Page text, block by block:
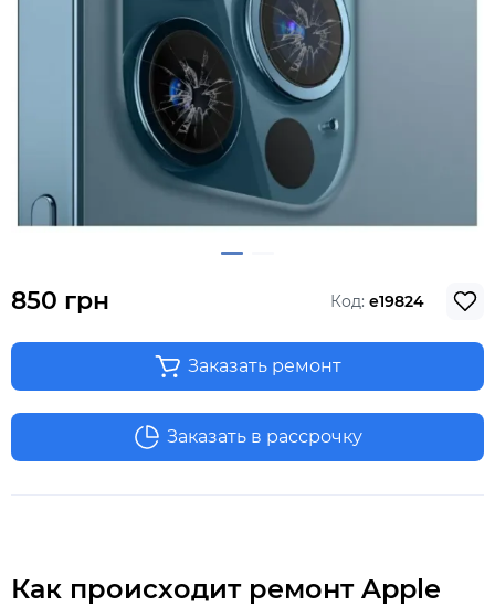
850 грн Код: e19824
Заказать ремонт
Заказать в рассрочку
Как происходит ремонт Apple